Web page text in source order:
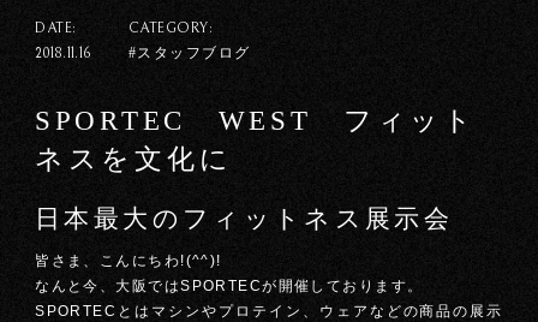
DATE:
2018.11.16
CATEGORY:
#スタッフブログ
SPORTEC WEST フィット
ネスを文化に
日本最大のフィットネス展示会
皆さま、こんにちわ!(^^)!
なんと今、大阪ではSPORTECが開催しております。
SPORTECとはマシンやプロテイン、ウェアなどの商品の展示